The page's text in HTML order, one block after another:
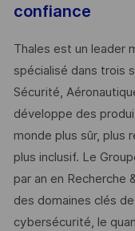
confiance
Thales est un leader
spécialisé dans trois
Sécurité,
développe des
monde plus sûr, plus
plus inclusif. Le
par an en Recherche
des domaines clés de
cybersécurité, le